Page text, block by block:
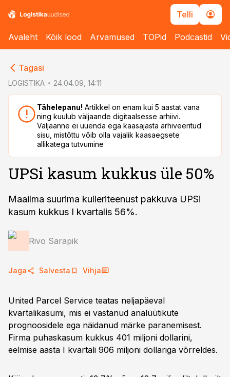
Telli
Avaleht Kõik lood Arvamused TOPid Podcastid
Tagasi
LOGISTIKA 24.04.09, 14:11
Tähelepanu! Artikkel on enam kui 5 aastat vana
ning kuulub väljaande digitaalsesse arhiivi.
Väljaanne ei uuenda ega kaasajasta arhiveeritud
sisu, mistõttu võib olla vajalik kaasaegsete
allikatega tutvumine
UPSi kasum kukkus üle 50%
Maailma suurima kulleriteenust pakkuva UPSi
kasum kukkus I kvartalis 56%.
Rivo Sarapik
Jaga Salvesta Vihja
United Parcel Service teatas neljapäeval
kvartalikasumi, mis ei vastanud analüütikute
prognoosidele ega näidanud märke paranemisest.
Firma puhaskasum kukkus 401 miljoni dollarini,
eelmise aasta I kvartali 906 miljoni dollariga võrreldes.